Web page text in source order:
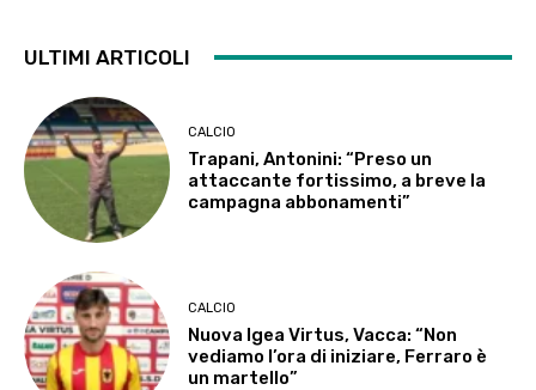
ULTIMI ARTICOLI
CALCIO
Trapani, Antonini: “Preso un
attaccante fortissimo, a breve la
campagna abbonamenti”
CALCIO
Nuova Igea Virtus, Vacca: “Non
vediamo l’ora di iniziare, Ferraro è
un martello”